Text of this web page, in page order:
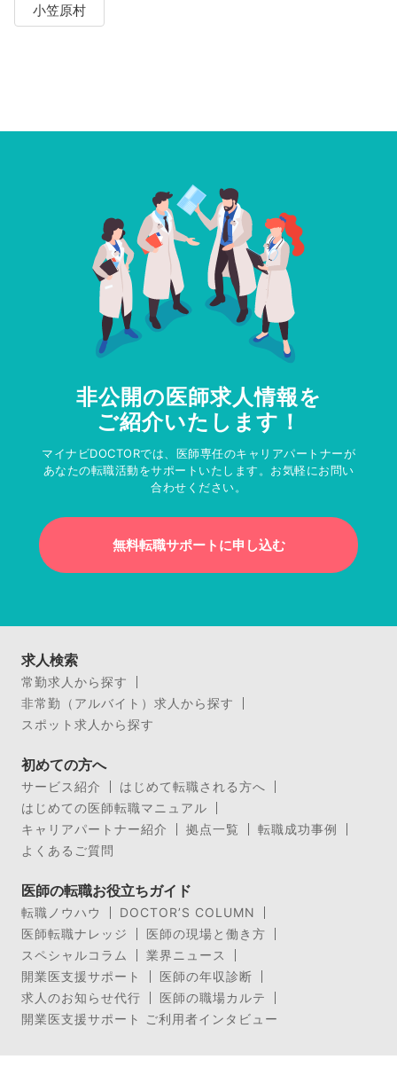
小笠原村
非公開の医師求人情報を
ご紹介いたします！
マイナビDOCTORでは、医師専任のキャリアパートナーが
あなたの転職活動をサポートいたします。お気軽にお問い
合わせください。
無料転職サポートに申し込む
求人検索
常勤求人から探す
非常勤（アルバイト）求人から探す
スポット求人から探す
初めての方へ
サービス紹介
はじめて転職される方へ
はじめての医師転職マニュアル
キャリアパートナー紹介
拠点一覧
転職成功事例
よくあるご質問
医師の転職お役立ちガイド
転職ノウハウ
DOCTOR’S COLUMN
医師転職ナレッジ
医師の現場と働き方
スペシャルコラム
業界ニュース
開業医支援サポート
医師の年収診断
求人のお知らせ代行
医師の職場カルテ
開業医支援サポート ご利用者インタビュー